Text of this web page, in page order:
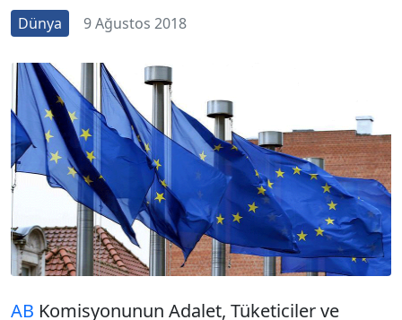
Dünya 9 Ağustos 2018
AB Komisyonunun Adalet, Tüketiciler ve